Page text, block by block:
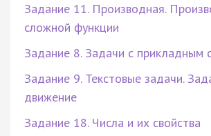
Задание 11. Производная.
сложной функции
Задание 8. Задачи с прикладным
Задание 9. Текстовые задачи.
движение
Задание 18. Числа и их свойства